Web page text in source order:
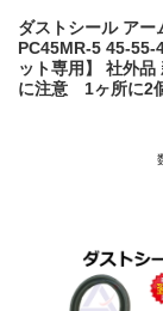
ダストシール アー
PC45MR-5 45-55-
ット専用】 社外
に注意 1ヶ所に2